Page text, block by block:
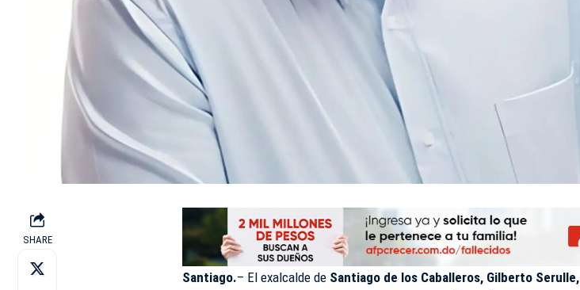
SHARE
Santiago.– El exalcalde de Santiago de los Caballeros, Gilberto Serulle,